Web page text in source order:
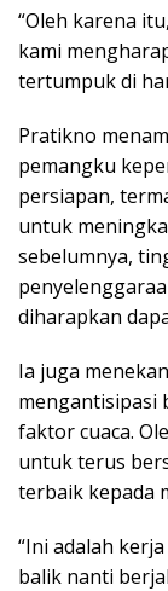
“Oleh karena
kami
tertumpuk di
Pratikno
pemangku
persiapan,
untuk
sebelumnya,
diharapkan
Ia juga
mengantisipasi
faktor cuaca.
untuk terus
terbaik kepada
“Ini adalah
balik nanti